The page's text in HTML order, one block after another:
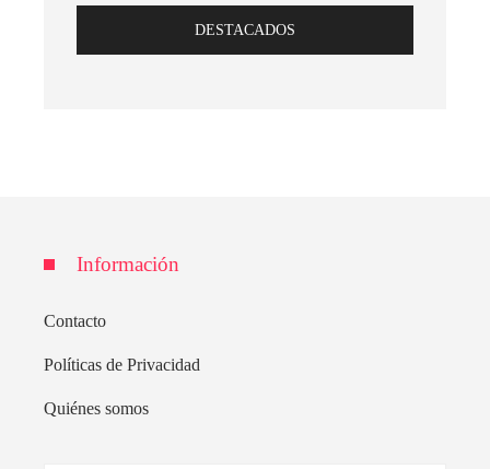
DESTACADOS
Información
Contacto
Políticas de Privacidad
Quiénes somos